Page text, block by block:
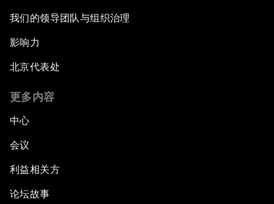
我们的领导团队与组织治理
影响力
北京代表处
更多内容
中心
会议
利益相关方
论坛故事